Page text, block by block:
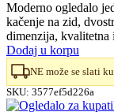
Moderno ogledalo
kačenje na zid,
dimenzija, kvalitetna
Dodaj u korpu
NE može se slati
SKU: 3577ef5d226a